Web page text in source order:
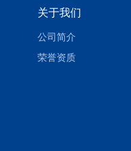
关于我们
公司简介
荣誉资质